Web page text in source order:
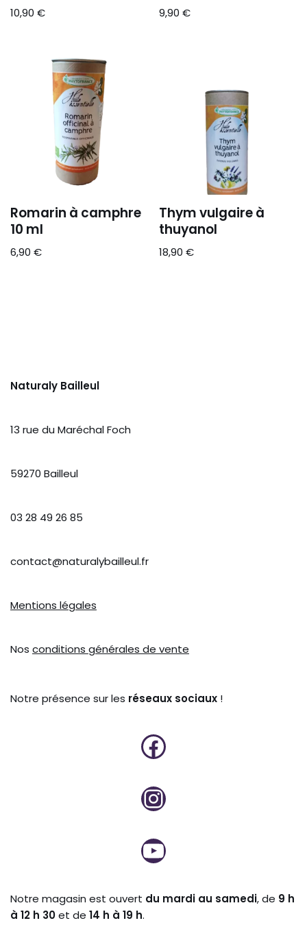
10,90 € 9,90€
Romarin à camphre
10 ml
6,90 €
Thym vulgaire à
thuyanol
18,90€
Naturaly Bailleul
13 rue du Maréchal Foch
59270 Bailleul
03 28 49 26 85
contact@naturalybailleul.fr
Mentions légales
Nos conditions générales de vente
Notre présence sur les réseaux sociaux !
Notre magasin est ouvert du mardi au samedi, de 9 h
à 12 h 30et de 14 h à 19 h.